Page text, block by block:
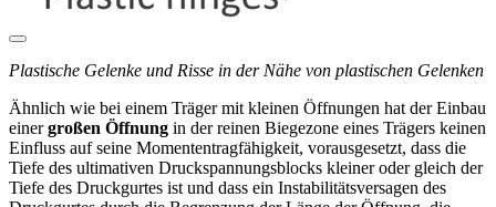
Plastische Gelenke und Risse in der Nähe von plastischen Gelenken
Ähnlich wie bei einem Träger mit kleinen Öffnungen hat der Einbau
einergroßen Öffnung in der reinen Biegezone eines Trägers keinen
Einfluss auf seine Momententragfähigkeit, vorausgesetzt, dass die
Tiefe des ultimativen Druckspannungsblocks kleiner oder gleich der
Tiefe des Druckgurtes ist und dass ein Instabilitätsversagen des